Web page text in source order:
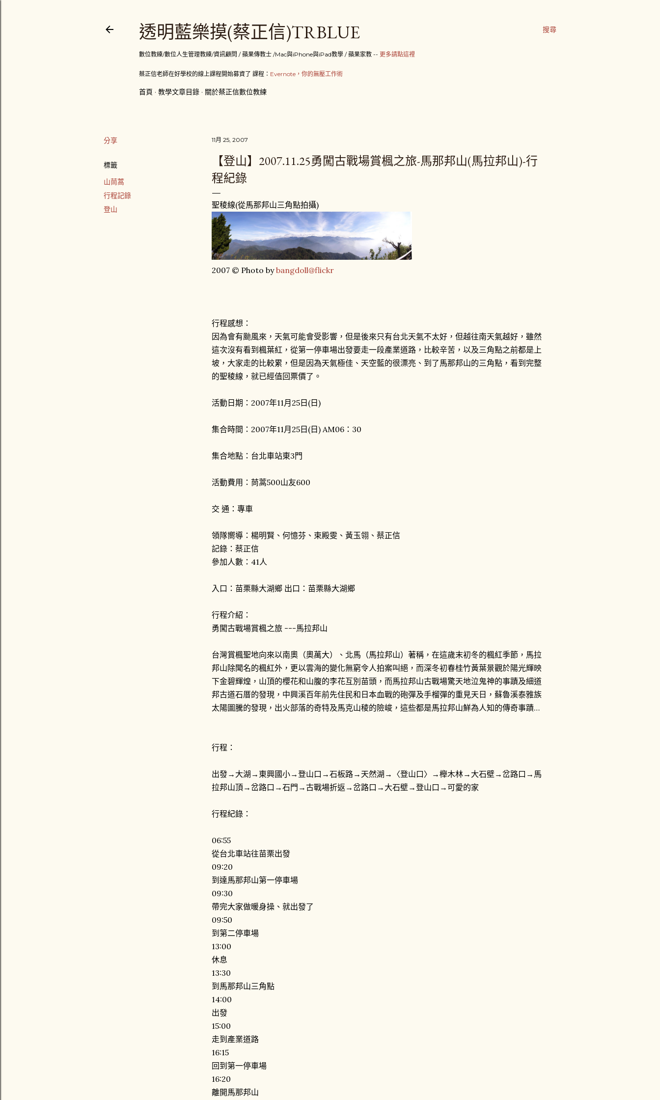
搜尋
透明藍樂摸(蔡正信)TRBLUE
數位教練/數位人生管理教練/資訊顧問 / 蘋果傳教士 /Mac與iPhone與iPad教學 / 蘋果家教 -- 更多請點這裡
蔡正信老師在好學校的線上課程開始募資了 課程： Evernote，你的無壓工作術
首頁 教學文章目錄 關於蔡正信數位教練
分享
標籤
山茼蒿
行程記錄
登山
11月 25, 2007
【登山】2007.11.25勇闖古戰場賞楓之旅-馬那邦山(馬拉邦山)-行
程紀錄
聖稜線(從馬那邦山三角點拍攝)
2007 © Photo bybangdoll@flickr
行程感想：
因為會有颱風來，天氣可能會受影響，但是後來只有台北天氣不太好，但越往南天氣越好，雖然
這次沒有看到楓葉紅，從第一停車場出發要走一段產業道路，比較辛苦，以及三角點之前都是上
坡，大家走的比較累，但是因為天氣極佳、天空藍的很漂亮、到了馬那邦山的三角點，看到完整
的聖稜線，就已經值回票價了。
活動日期：2007年11月25日(日)
集合時間：2007年11月25日(日) AM06：30
集合地點：台北車站東3門
活動費用：茼蒿500山友600
交 通：專車
領隊嚮導：楊明賢、何憶芬、束殿雯、黃玉翎、蔡正信
記錄：蔡正信
參加人數：41人
入口：苗栗縣大湖鄉 出口：苗栗縣大湖鄉
行程介紹：
勇闖古戰場賞楓之旅 ---馬拉邦山
台灣賞楓聖地向來以南奧（奧萬大）、北馬（馬拉邦山）著稱，在這歲末初冬的楓紅季節，馬拉
邦山除聞名的楓紅外，更以雲海的變化無窮令人拍案叫絕，而深冬初春桂竹黃葉景觀於陽光輝映
下金碧輝煌，山頂的櫻花和山腹的李花互別苗頭，而馬拉邦山古戰場驚天地泣鬼神的事蹟及細道
邦古道石厝的發現，中興溪百年前先住民和日本血戰的砲彈及手榴彈的重見天日，蘇魯溪泰雅族
太陽圖騰的發現，出火部落的奇特及馬克山稜的險峻，這些都是馬拉邦山鮮為人知的傳奇事蹟…
行程：
出發→大湖→東興國小→登山口→石板路→天然湖→〈登山口〉→櫸木林→大石壁→岔路口→馬
拉邦山頂→岔路口→石門→古戰場折返→岔路口→大石壁→登山口→可愛的家
行程紀錄：
06:55
從台北車站往苗栗出發
09:20
到達馬那邦山第一停車場
09:30
帶完大家做暖身操、就出發了
09:50
到第二停車場
13:00
休息
13:30
到馬那邦山三角點
14:00
出發
15:00
走到產業道路
16:15
回到第一停車場
16:20
離開馬那邦山